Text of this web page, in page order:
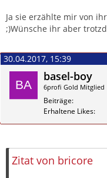
Ja sie erzählte mir von
;)Wünsche ihr aber
30.04.2017, 15:39
basel-boy
6profi Gold Mitglied
Beiträge
Erhaltene Likes
Zitat von bricore